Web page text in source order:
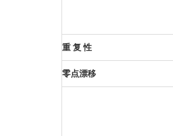
重 复 性
零点漂移